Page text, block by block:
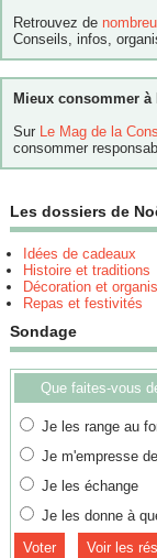
Retrouvez de
Conseils, infos,
Mieux consommer à
Sur Le Mag de la
consommer
Les dossiers de
Idées de cadeaux
Histoire et traditions
Décoration et
Repas et festivités
Sondage
Que faites-vous
Je les range au
Je m'empresse
Je les échange
Je les donne à
Voir les